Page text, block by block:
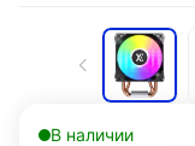
В наличии